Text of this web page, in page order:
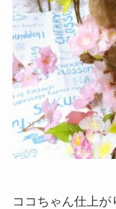
ココちゃん仕上